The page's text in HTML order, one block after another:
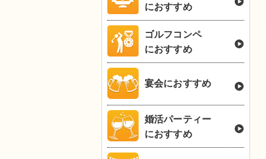
におすすめ
ゴルフコンペ
におすすめ
宴会におすすめ
婚活パーティー
におすすめ